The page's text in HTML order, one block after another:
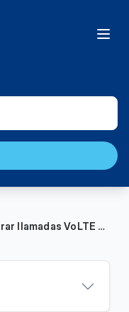
¿Cómo configurar llamadas VoLTE en mi iPhone? | Móvil